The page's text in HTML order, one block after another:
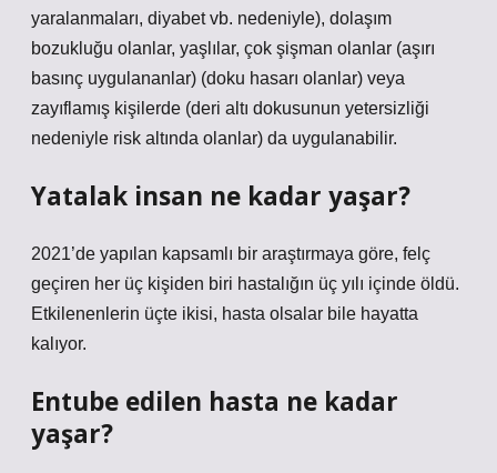
yaralanmaları, diyabet vb. nedeniyle), dolaşım
bozukluğu olanlar, yaşlılar, çok şişman olanlar (aşırı
basınç uygulananlar) (doku hasarı olanlar) veya
zayıflamış kişilerde (deri altı dokusunun yetersizliği
nedeniyle risk altında olanlar) da uygulanabilir.
Yatalak insan ne kadar yaşar?
2021’de yapılan kapsamlı bir araştırmaya göre, felç
geçiren her üç kişiden biri hastalığın üç yılı içinde öldü.
Etkilenenlerin üçte ikisi, hasta olsalar bile hayatta
kalıyor.
Entube edilen hasta ne kadar
yaşar?